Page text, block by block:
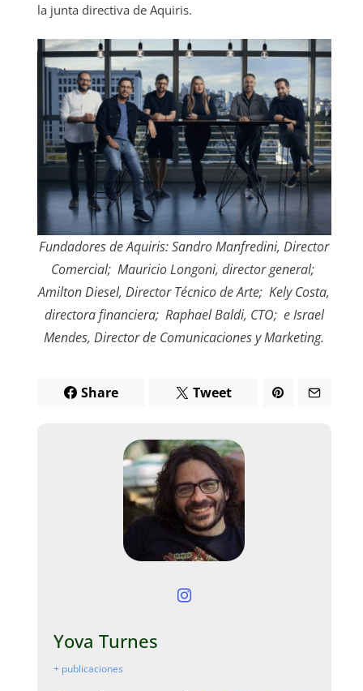
la junta directiva de Aquiris.
Fundadores de Aquiris: Sandro Manfredini, Director
Comercial; Mauricio Longoni, director general;
Amilton Diesel, Director Técnico de Arte; Kely Costa,
directora financiera; Raphael Baldi, CTO; e Israel
Mendes, Director de Comunicaciones y Marketing.
Share Tweet
Yova Turnes
+ publicaciones